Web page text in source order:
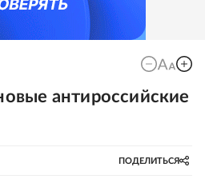
антироссийские
ПОДЕЛИТЬСЯ